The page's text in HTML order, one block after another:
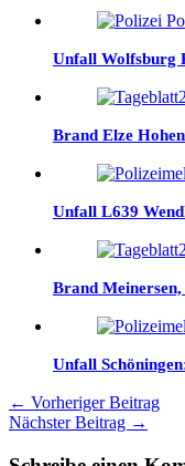
Unfall Wolfsburg
Brand Elze
Unfall L639
Brand
Unfall
← Vorheriger Beitrag
Nächster Beitrag →